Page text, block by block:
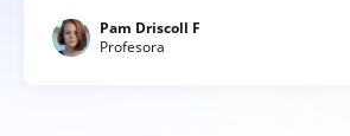
Pam Driscoll F
Profesora